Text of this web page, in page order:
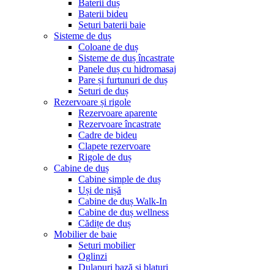
Baterii duș
Baterii bideu
Seturi baterii baie
Sisteme de duș
Coloane de duș
Sisteme de duș încastrate
Panele duș cu hidromasaj
Pare și furtunuri de duș
Seturi de duș
Rezervoare și rigole
Rezervoare aparente
Rezervoare încastrate
Cadre de bideu
Clapete rezervoare
Rigole de duș
Cabine de duș
Cabine simple de duș
Uși de nișă
Cabine de duș Walk-In
Cabine de duș wellness
Cădițe de duș
Mobilier de baie
Seturi mobilier
Oglinzi
Dulapuri bază și blaturi